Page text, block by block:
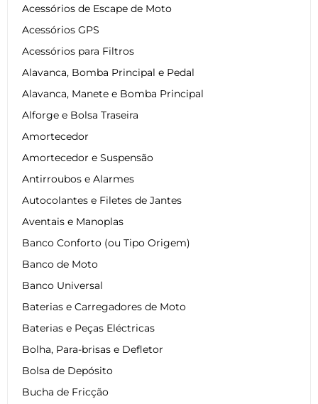
Acessórios de Escape de Moto
Acessórios GPS
Acessórios para Filtros
Alavanca, Bomba Principal e Pedal
Alavanca, Manete e Bomba Principal
Alforge e Bolsa Traseira
Amortecedor
Amortecedor e Suspensão
Antirroubos e Alarmes
Autocolantes e Filetes de Jantes
Aventais e Manoplas
Banco Conforto (ou Tipo Origem)
Banco de Moto
Banco Universal
Baterias e Carregadores de Moto
Baterias e Peças Eléctricas
Bolha, Para-brisas e Defletor
Bolsa de Depósito
Bucha de Fricção